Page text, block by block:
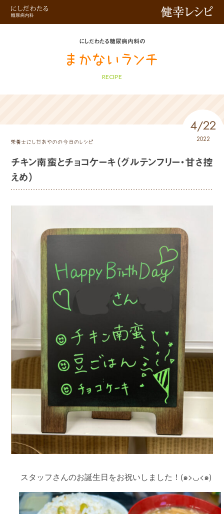
健幸レシピ
にしだわたる糖尿病内科の
RECIPE
4/22
2022
チキン南蛮とチョコケーキ（グルテンフリー・甘さ控
えめ）
スタッフさんのお誕生日をお祝いしました！(๑>◡<๑)